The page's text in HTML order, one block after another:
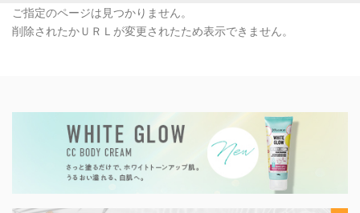
ご指定のページは見つかりません。
削除されたかＵＲＬが変更されたため表示できません。